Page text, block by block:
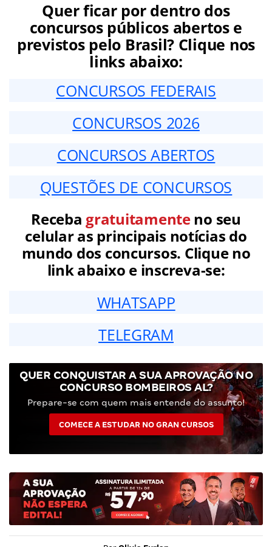
Quer ficar por dentro dos
concursos públicos abertos e
previstos pelo Brasil? Clique nos
links abaixo:
CONCURSOS FEDERAIS
CONCURSOS 2026
CONCURSOS ABERTOS
QUESTÕES DE CONCURSOS
Receba gratuitamenteno seu
celular as principais notícias do
mundo dos concursos. Clique no
link abaixo e inscreva-se:
WHATSAPP
TELEGRAM
QUER CONQUISTAR A SUA APROVAÇÃO NO
CONCURSO BOMBEIROS AL?
Prepare-se com quem mais entende do assunto!
COMECE A ESTUDAR NO GRAN CURSOS